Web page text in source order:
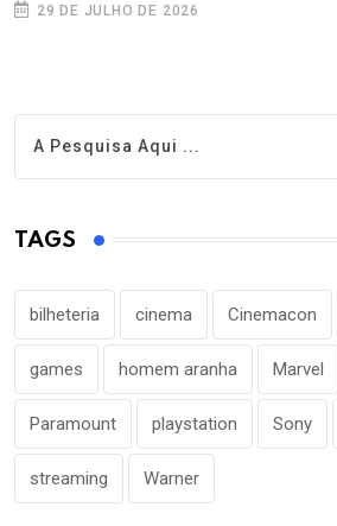
29 DE JULHO DE 2026
TAGS
bilheteria cinema Cinemacon
games homem aranha Marvel
Paramount playstation Sony
streaming Warner